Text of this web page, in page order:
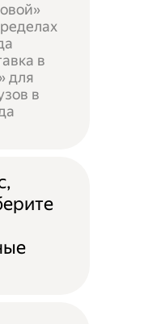
в
для
в